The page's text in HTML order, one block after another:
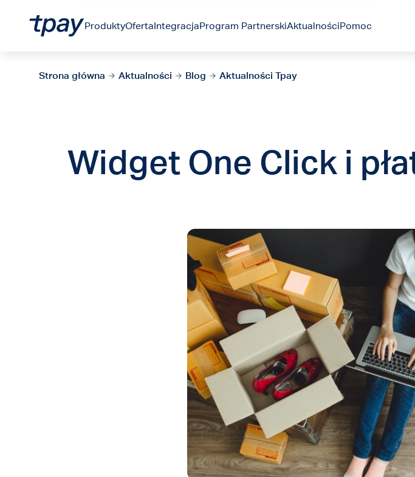
ProduktyOfertaIntegracjaProgram PartnerskiAktualnościPomoc
Strona główna Aktualności Blog Aktualności Tpay
Widget One Click i